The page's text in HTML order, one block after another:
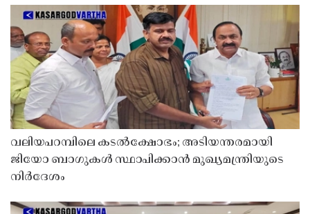
വലിയപറമ്പിലെ കടൽക്ഷോഭം; അടിയന്തരമായി
ജിയോ ബാഗുകൾ സ്ഥാപിക്കാൻ മുഖ്യമന്ത്രിയുടെ
നിർദേശം